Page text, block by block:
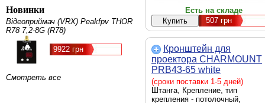
Новинки
Відеоприймач (VRX) Peakfpv THOR
R78 7,2-8G (R78)
9922 грн
Смотреть все
Есть на складе
507грн
Кронштейн для
проектора CHARMOUNT
PRB43-65 white
(сроки поставки 1-5 дней)
Штанга, Крепление, тип
крепления - потолочный,